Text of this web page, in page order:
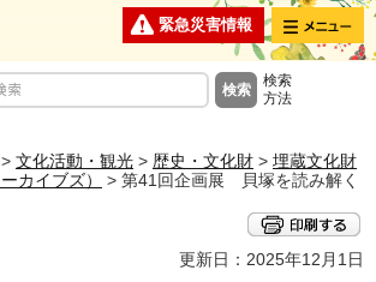
緊急災害情報 メニュー
検索
方法
> 文化活動・観光 > 歴史・文化財 > 埋蔵文化財
カイブズ）
> 第41回企画展 貝塚を読み解く
更新日：2025年12月1日